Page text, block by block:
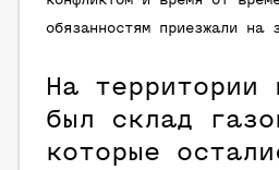
обязанностям приезжали на
На территории
был склад
которые